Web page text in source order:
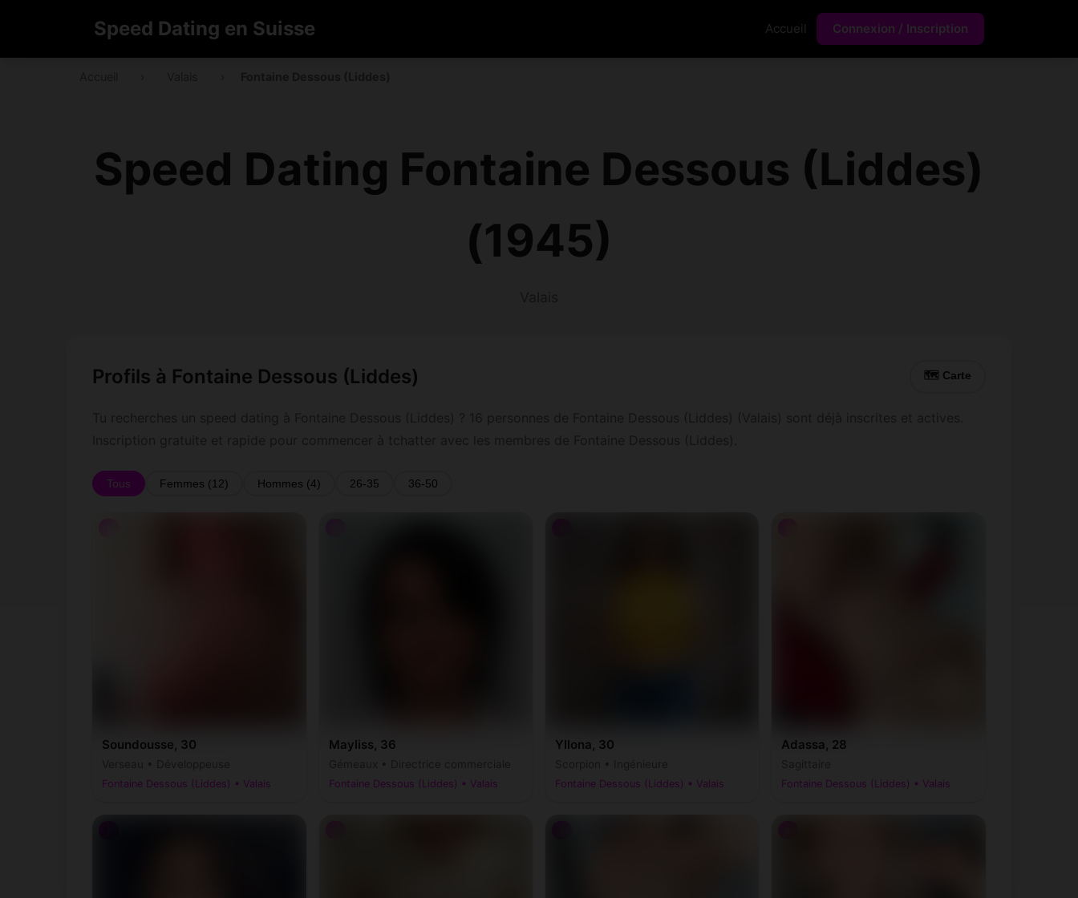
Speed Dating en Suisse Accueil Connexion / Inscription
Speed Dating Fontaine Dessous (Liddes)
(1945)
Profils à Fontaine Dessous (Liddes) 🗺 Carte
Tous Femmes (12) Hommes (4) 26-35 36-50
Soundousse, 30
Fontaine Dessous (Liddes) • Valais
Mayliss, 36
Fontaine Dessous (Liddes) • Valais
Yllona, 30
Fontaine Dessous (Liddes) • Valais
Adassa, 28
Fontaine Dessous (Liddes) • Valais